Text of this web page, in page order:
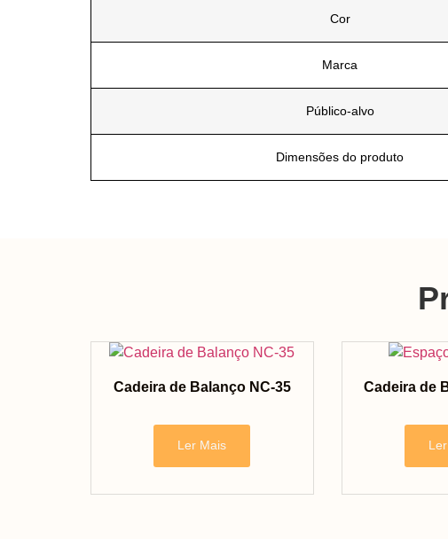
Cor
Marca
Público-alvo
Dimensões do produto
Cadeira de Balanço NC-35
Ler Mais
Cadeira de